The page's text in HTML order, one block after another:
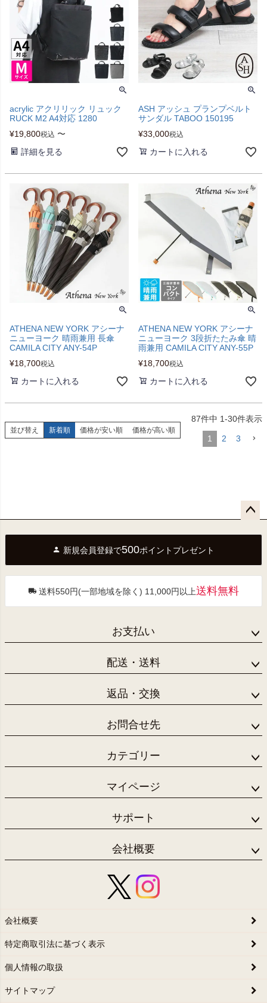
acrylic アクリリック リュック
RUCK M2 A4対応 1280
¥19,800税込 〜
詳細を見る
ASH アッシュ プランプベルト
サンダル TABOO 150195
¥33,000税込
カートに入れる
ATHENA NEW YORK アシーナ
ニューヨーク 晴雨兼用 長傘
CAMILA CITY ANY-54P
¥18,700税込
カートに入れる
ATHENA NEW YORK アシーナ
ニューヨーク 3段折たたみ傘 晴
雨兼用 CAMILA CITY ANY-55P
¥18,700税込
カートに入れる
並び替え 新着順 価格が安い順 価格が高い順
87件中 1-30件表示
1 2 3
へ
新規会員登録で500ポイントプレゼント
送料550円(一部地域を除く) 11,000円以上送料無料
お支払い
配送・送料
返品・交換
お問合せ先
カテゴリー
マイページ
サポート
会社概要
会社概要
特定商取引法に基づく表示
個人情報の取扱
サイトマップ